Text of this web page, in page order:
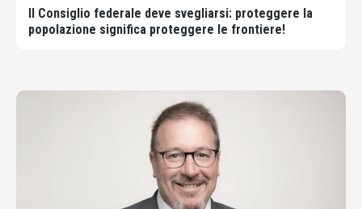
Il Consiglio federale deve svegliarsi: proteggere la
popolazione significa proteggere le frontiere!